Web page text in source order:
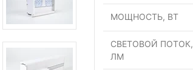
МОЩНОСТЬ, ВТ
СВЕТОВОЙ ПОТОК,
ЛМ